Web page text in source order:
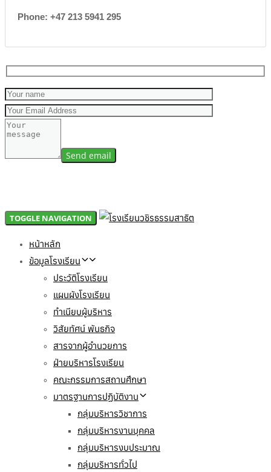
Phone: +47 213 5941 295
TOGGLE NAVIGATION
หน้าหลัก
ข้อมูลโรงเรียน
ประวัติโรงเรียน
แผนผังโรงเรียน
ทำเนียบผู้บริหาร
วิสัยทัศน์ พันธกิจ
สารจากผู้อำนวยการ
ฝ่ายบริหารโรงเรียน
คณะกรรมการสถานศึกษา
มาตรฐานการปฏิบัติงาน
กลุ่มบริหารวิชาการ
กลุ่มบริหารงานบุคคล
กลุ่มบริหารงบประมาณ
กลุ่มบริหารทั่วไป